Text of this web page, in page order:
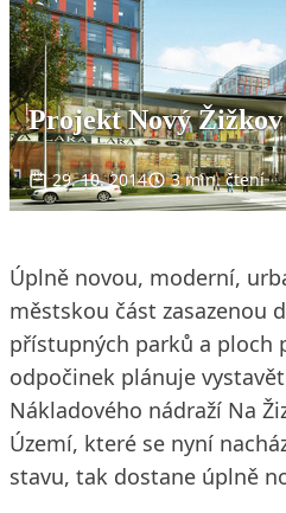
Projekt Nový Žižkov
29. 10. 2014 3 min. čtení
Úplně novou, moderní,
městskou část zasazenou
přístupných parků a ploch
odpočinek plánuje
Nákladového nádraží Na
Území, které se nyní
stavu, tak dostane úplně